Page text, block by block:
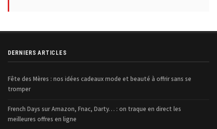
DERNIERS ARTICLES
Fête des Mères : nos idées cadeaux mode et beauté à offrir sans se
tromper
French Days sur Amazon, Fnac, Darty… : on traque en direct les
meilleures offres en ligne